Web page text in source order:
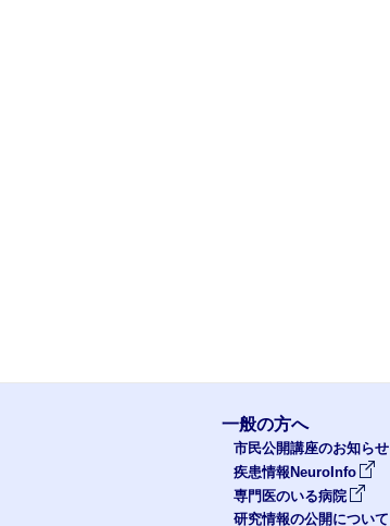
一般の方へ
市民公開講座のお知らせ
疾患情報NeuroInfo
専門医のいる病院
研究情報の公開について